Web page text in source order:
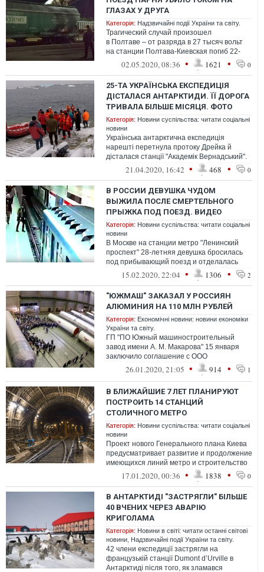
ГЛАЗАХ У ДРУГА
Категорія: Надзвичайні події України та світу.
Трагический случай произошел
в Полтаве – от разряда в 27 тысяч вольт
на станции Полтава-Киевская погиб 22-
летний парень, оказавшийся на товарном
02.05.2020, 08:36 • 1621 • 0
25-ТА УКРАЇНСЬКА ЕКСПЕДИЦІЯ
ДІСТАЛАСЯ АНТАРКТИДИ. ЇЇ ДОРОГА
ТРИВАЛА БІЛЬШЕ МІСЯЦЯ. ФОТО
Категорія: Новини суспільства: читати соціальні
новини
Українська антарктична експедиція
нарешті перетнула протоку Дрейка й
дісталася станції "Академік Вернадський".
Через карантин і коронавірус цьогорічна...
21.04.2020, 16:42 • 468 • 0
В РОССИИ ДЕВУШКА ЧУДОМ
ВЫЖИЛА ПОСЛЕ СМЕРТЕЛЬНОГО
ПРЫЖКА ПОД ПОЕЗД. ВИДЕО
Категорія: Новини суспільства: читати соціальні
новини
В Москве на станции метро "Ленинский
проспект" 28-летняя девушка бросилась
под прибывающий поезд и отделалась
лишь легкими ушибами.
15.02.2020, 22:04 • 1306 • 2
"ЮЖМАШ" ЗАКАЗАЛ У РОССИЯН
АЛЮМИНИЯ НА 110 МЛН РУБЛЕЙ
Категорія: Економічні новини: новини економіки
України та світу.
ГП "ПО Южный машиностроительный
завод имени А. М. Макарова" 15 января
заключило соглашение с ООО
"Промышленное обеспечение "Альфа-
Металл"(Россия) о по...
26.01.2020, 21:05 • 914 • 1
В БЛИЖАЙШИЕ 7 ЛЕТ ПЛАНИРУЮТ
ПОСТРОИТЬ 14 СТАНЦИЙ
СТОЛИЧНОГО МЕТРО
Категорія: Новини суспільства: читати соціальні
новини
Проект нового Генерального плана Киева
предусматривает развитие и продолжение
имеющихся линий метро и строительство
новых — четвертой (Подольско-Выгур...
17.01.2020, 00:36 • 1838 • 0
В АНТАРКТИДІ "ЗАСТРЯГЛИ" БІЛЬШЕ
40 ВЧЕНИХ ЧЕРЕЗ АВАРІЮ
КРИГОЛАМА
Категорія: Новини в світі: читати останні світові
новини Надзвичайні події України та світу.
42 члени експедиції застрягли на
французькій станції Dumont d’Urville в
Антарктиді після того, як зламався